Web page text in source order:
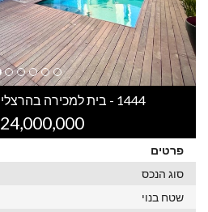
1444 - בית למכירה בהרצליה פיתוח קרוב לים
24,000,000 NIS
פרטים
סוג הנכס
שטח בנוי